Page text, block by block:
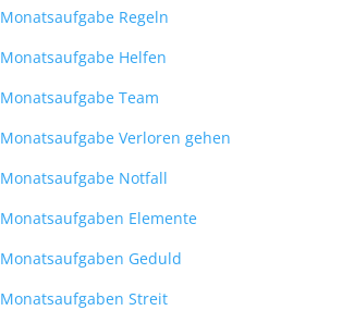
Monatsaufgabe Regeln
Monatsaufgabe Helfen
Monatsaufgabe Team
Monatsaufgabe Verloren gehen
Monatsaufgabe Notfall
Monatsaufgaben Elemente
Monatsaufgaben Geduld
Monatsaufgaben Streit